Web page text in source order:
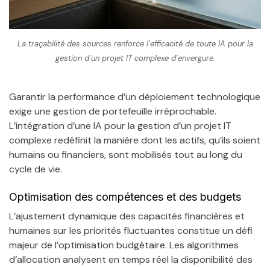
La traçabilité des sources renforce l’efficacité de toute IA pour la
gestion d’un projet IT complexe d’envergure.
Garantir la performance d’un déploiement technologique
exige une gestion de portefeuille irréprochable.
L’intégration d’une IA pour la gestion d’un projet IT
complexe redéfinit la manière dont les actifs, qu’ils soient
humains ou financiers, sont mobilisés tout au long du
cycle de vie.
Optimisation des compétences et des budgets
L’ajustement dynamique des capacités financières et
humaines sur les priorités fluctuantes constitue un défi
majeur de l’optimisation budgétaire. Les algorithmes
d’allocation analysent en temps réel la disponibilité des